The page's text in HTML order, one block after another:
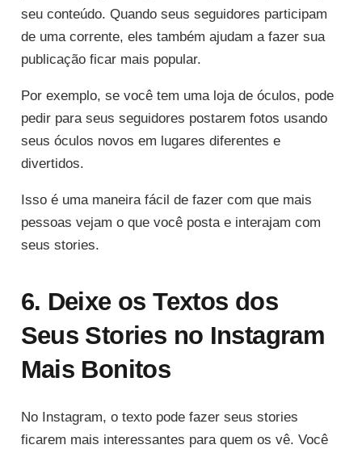
seu conteúdo. Quando seus seguidores participam
de uma corrente, eles também ajudam a fazer sua
publicação ficar mais popular.
Por exemplo, se você tem uma loja de óculos, pode
pedir para seus seguidores postarem fotos usando
seus óculos novos em lugares diferentes e
divertidos.
Isso é uma maneira fácil de fazer com que mais
pessoas vejam o que você posta e interajam com
seus stories.
6. Deixe os Textos dos
Seus Stories no Instagram
Mais Bonitos
No Instagram, o texto pode fazer seus stories
ficarem mais interessantes para quem os vê. Você